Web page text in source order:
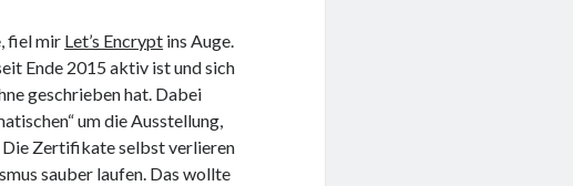
fiel mir Let’s Encrypt ins Auge.
Ende 2015 aktiv ist und sich
geschrieben hat. Dabei
um die Ausstellung,
Zertifikate selbst verlieren
sauber laufen. Das wollte